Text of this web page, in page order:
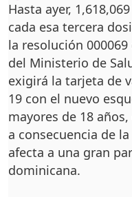
Hasta ayer,
cada esa tercera
la re­solución
del Ministerio de
exigi­rá la tarjeta de
19 con el nuevo
mayores de 18
a consecuen­cia de
afecta a una gran
dominicana.